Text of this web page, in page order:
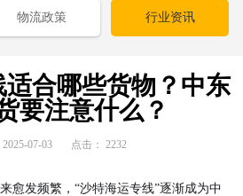
物流政策 行业资讯
合哪些货物？中东
要注意什么？
2025-07-03 点击： 2232
愈发频繁，“沙特海运专线”逐渐成为中